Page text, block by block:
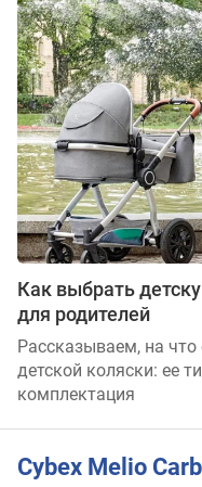
Как выбрать
для родителей
Рассказываем, на
детской коляски: ее
комплектация
Cybex Melio